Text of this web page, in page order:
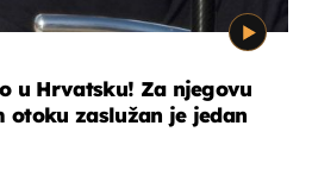
u Hrvatsku! Za njegovu
otoku zaslužan je jedan